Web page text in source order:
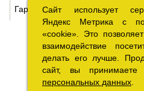
Гарантийный срок хранения
Сайт использует
Яндекс Метрика с
«cookie». Это
взаимодействие
делать его лучше.
сайт, вы принимаете
персональных данных
Сайт использует
Яндекс Метрика с
«cookie». Это
взаимодействие
делать его лучше.
сайт, вы принимаете
персональных данных